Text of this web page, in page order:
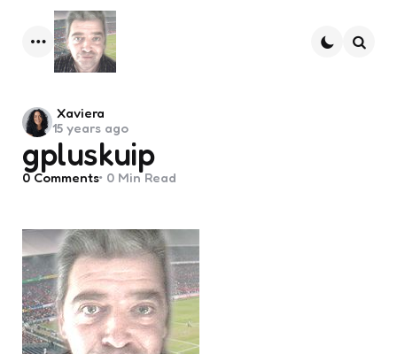
Menu
gpluskuip
Posted
by
Xaviera
15 years ago
0Comments 0 Min Read